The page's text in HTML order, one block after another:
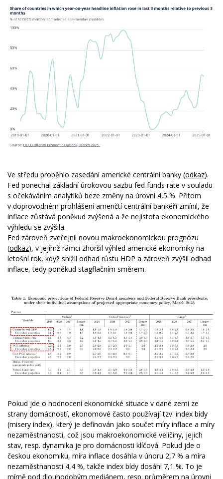
Ve středu proběhlo zasedání americké centrální banky (odkaz).
Fed ponechal základní úrokovou sazbu fed funds rate v souladu
s očekáváním analytiků beze změny na úrovni 4,5 %. Přitom
v doprovodném prohlášení američtí centrální bankéři zmínil, že
inflace zůstává poněkud zvýšená a že nejistota ekonomického
výhledu se zvýšila.
Fed zároveň zveřejnil novou makroekonomickou prognózu
(odkaz), v jejímž rámci zhoršil výhled americké ekonomiky na
letošní rok, když snížil odhad růstu HDP a zároveň zvýšil odhad
inflace, tedy poněkud stagflačním směrem.
Pokud jde o hodnocení ekonomické situace v dané zemi ze
strany domácností, ekonomové často používají tzv. index bídy
(misery index), který je definován jako součet míry inflace a míry
nezaměstnanosti, což jsou makroekonomické veličiny, jejich
stav, resp. dynamika je pro domácnosti klíčová. Pokud jde o
českou ekonomiku, míra inflace dosáhla v únoru 2,7 % a míra
nezaměstnanosti 4,4 %, takže index bídy dosáhl 7,1 %. To je
mírně pod dlouhodobým mediánem, resp. průměrem na úrovni